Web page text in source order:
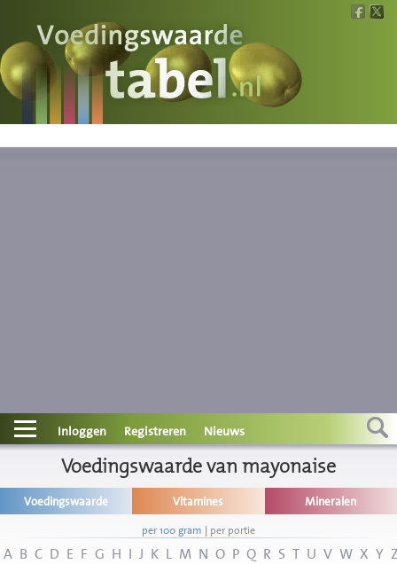
Voedingswaarde
Wat is wat?
Contact
Informatie
Disclaimer
Inloggen Registreren Nieuws
Voedingswaarde van mayonaise
Voedingswaarde Vitamines Mineralen
per 100 gram | per portie
A B C D E F G H I J K L M N O P Q R S T U V W X Y